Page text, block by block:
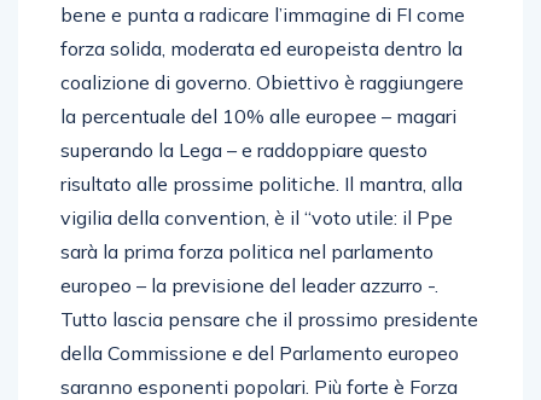
bene e punta a radicare l’immagine di FI come
forza solida, moderata ed europeista dentro la
coalizione di governo. Obiettivo è raggiungere
la percentuale del 10% alle europee – magari
superando la Lega – e raddoppiare questo
risultato alle prossime politiche. Il mantra, alla
vigilia della convention, è il “voto utile: il Ppe
sarà la prima forza politica nel parlamento
europeo – la previsione del leader azzurro -.
Tutto lascia pensare che il prossimo presidente
della Commissione e del Parlamento europeo
saranno esponenti popolari. Più forte è Forza